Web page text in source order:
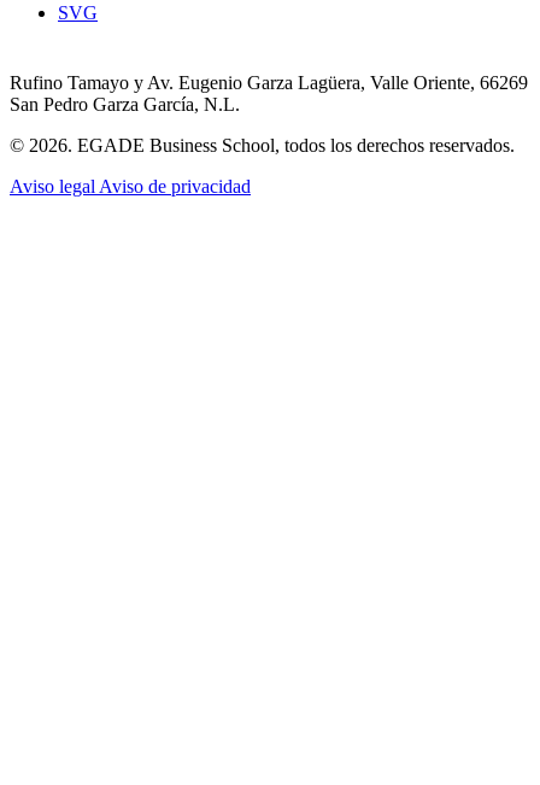
SVG
Rufino Tamayo y Av. Eugenio Garza Lagüera, Valle Oriente, 66269
San Pedro Garza García, N.L.
© 2026. EGADE Business School, todos los derechos reservados.
Aviso legal Aviso de privacidad